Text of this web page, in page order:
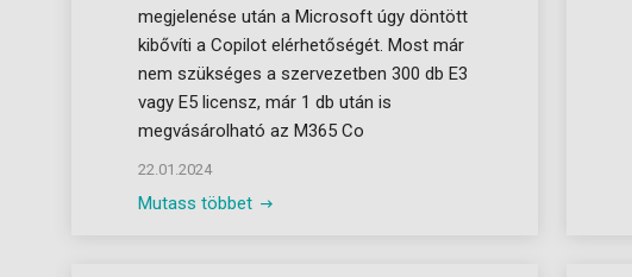
megjelenése után a Microsoft úgy döntött
kibővíti a Copilot elérhetőségét. Most már
nem szükséges a szervezetben 300 db E3
vagy E5 licensz, már 1 db után is
megvásárolható az M365 Co
22.01.2024
Mutass többet